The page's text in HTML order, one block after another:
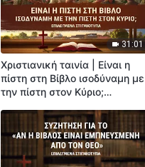
31:01
Χριστιανική ταινία | Είναι η
πίστη στη Βίβλο ισοδύναμη με
την πίστη στον Κύριο;